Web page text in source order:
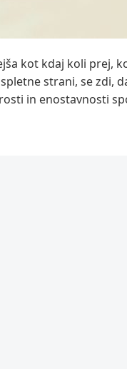
kot kdaj koli prej,
strani, se zdi,
in enostavnosti